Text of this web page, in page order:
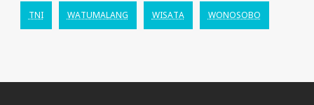
TNI WATUMALANG WISATA WONOSOBO